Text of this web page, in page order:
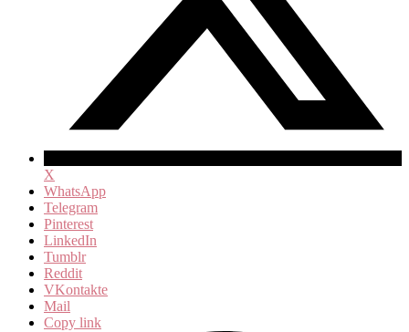
X
WhatsApp
Telegram
Pinterest
LinkedIn
Tumblr
Reddit
VKontakte
Mail
Copy link